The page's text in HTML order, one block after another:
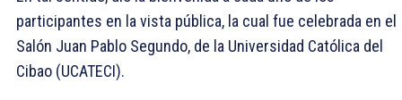
participantes en la vista pública, la cual fue celebrada en el
Salón Juan Pablo Segundo, de la Universidad Católica del
Cibao (UCATECI).